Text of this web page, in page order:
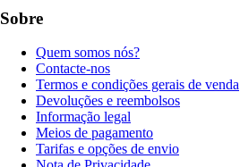
Sobre
Quem somos nós?
Contacte-nos
Termos e condições gerais de venda
Devoluções e reembolsos
Informação legal
Meios de pagamento
Tarifas e opções de envio